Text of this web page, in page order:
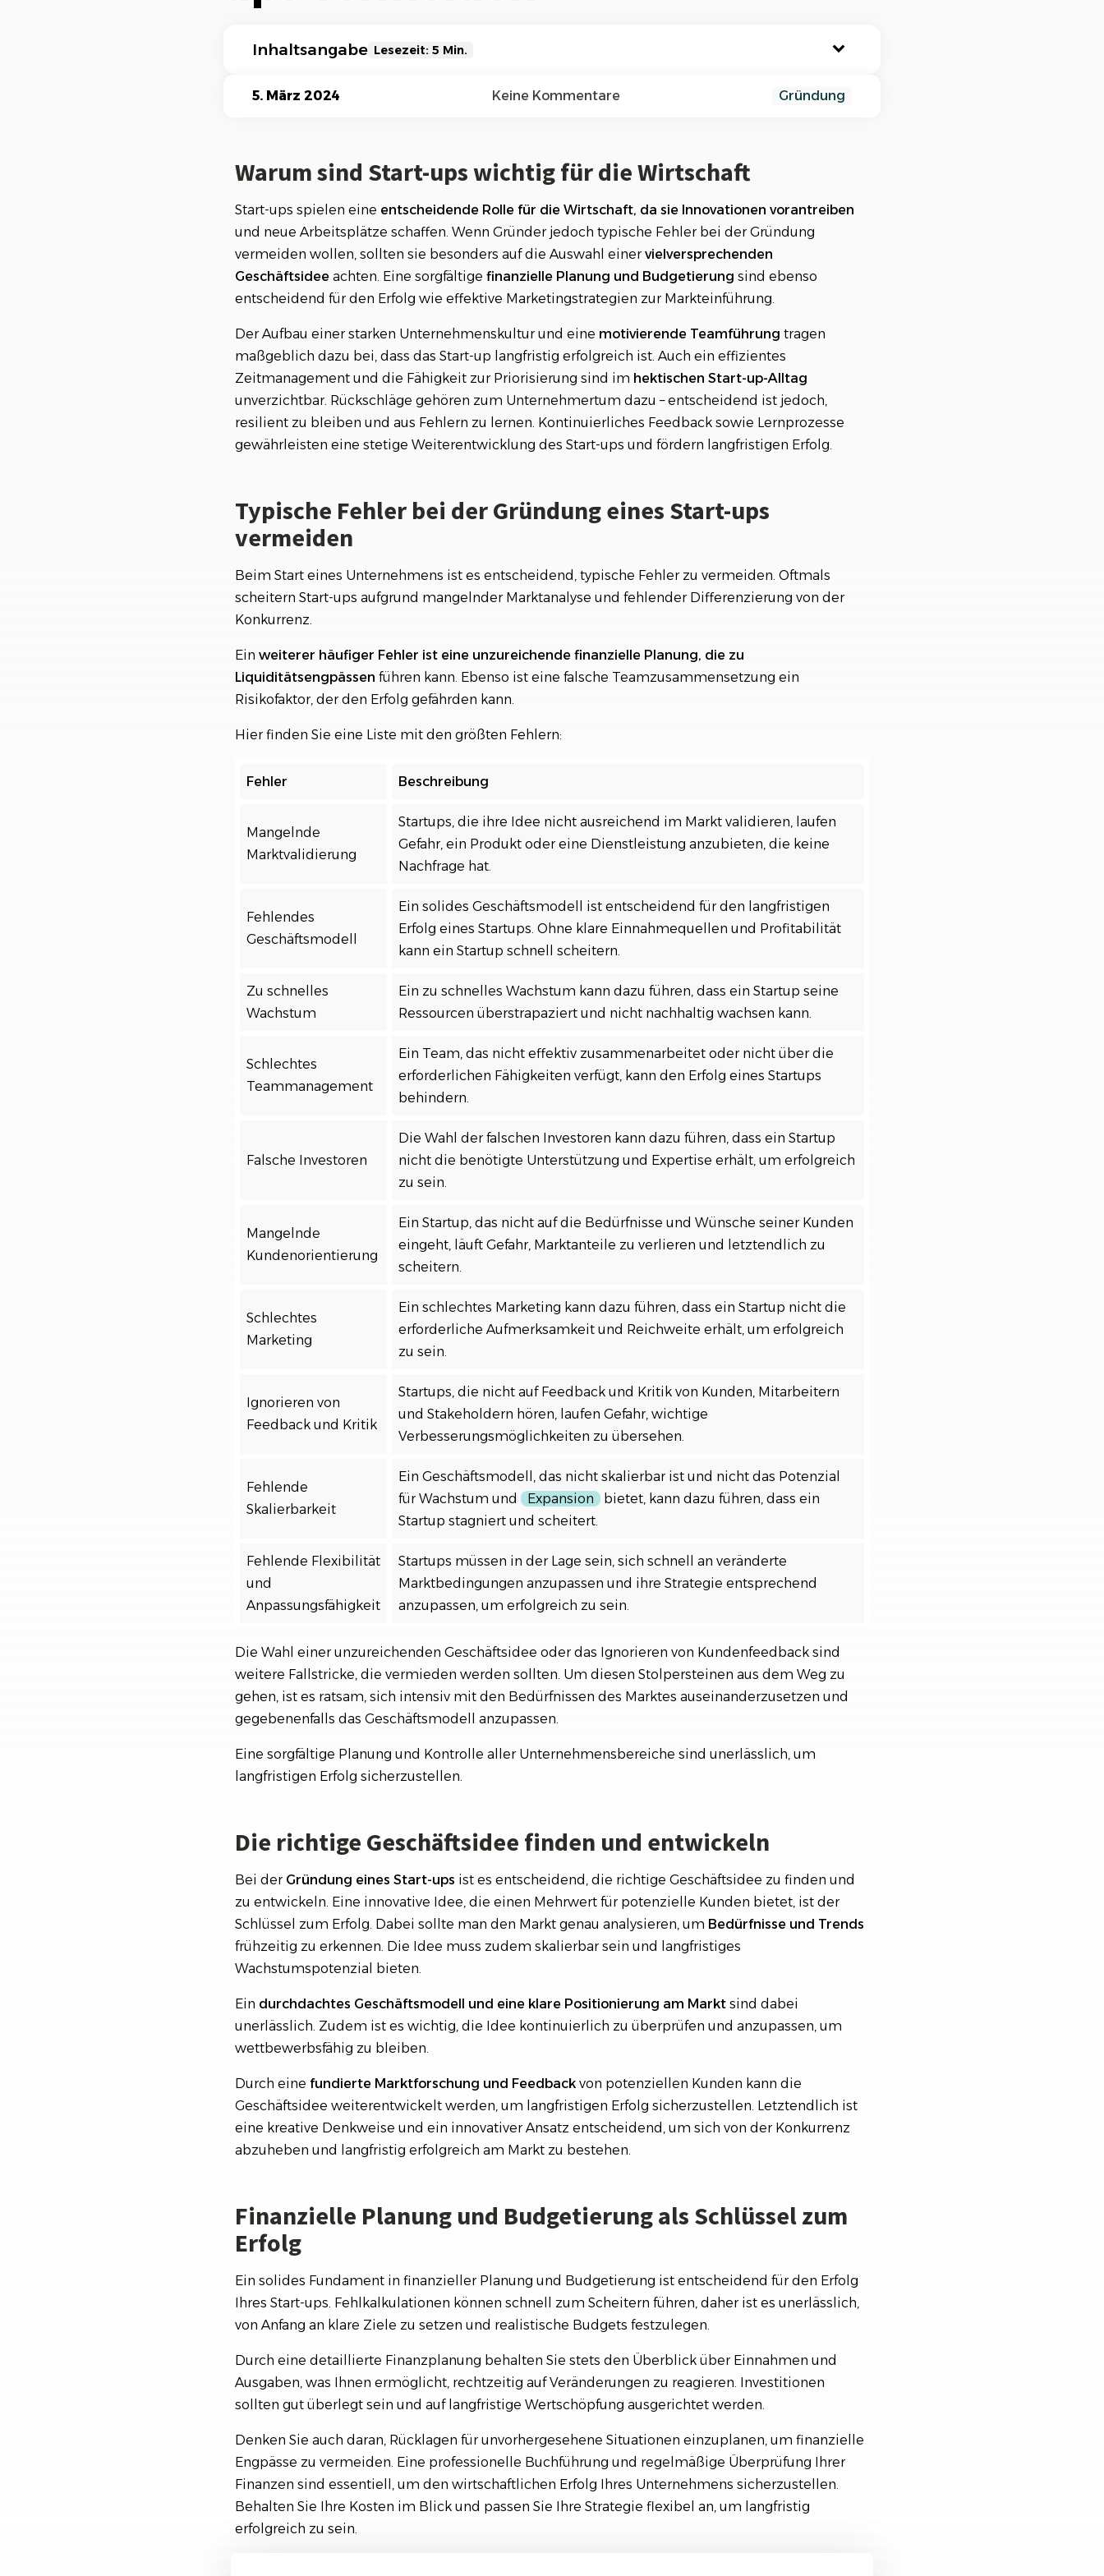
unserer Referenzen an...
Inhaltsangabe Lesezeit: 5 Min.
Warum sind Start-ups wichtig für die Wirtschaft
Die richtige Geschäftsidee finden und entwickeln
Finanzielle Planung und Budgetierung als Schlüssel zum Erfolg
5. März 2024 Keine Kommentare Gründung
Warum sind Start-ups wichtig für die Wirtschaft
Start-ups spielen eine entscheidende Rolle für die Wirtschaft, da sie Innovationen vorantreiben
und neue Arbeitsplätze schaffen. Wenn Gründer jedoch typische Fehler bei der Gründung
vermeiden wollen, sollten sie besonders auf die Auswahl einer vielversprechenden
Geschäftsideeachten. Eine sorgfältige finanzielle Planung und Budgetierung sind ebenso
entscheidend für den Erfolg wie effektive Marketingstrategien zur Markteinführung.
Der Aufbau einer starken Unternehmenskultur und eine motivierende Teamführung tragen
maßgeblich dazu bei, dass das Start-up langfristig erfolgreich ist. Auch ein effizientes
Zeitmanagement und die Fähigkeit zur Priorisierung sind im hektischen Start-up-Alltag
unverzichtbar. Rückschläge gehören zum Unternehmertum dazu – entscheidend ist jedoch,
resilient zu bleiben und aus Fehlern zu lernen. Kontinuierliches Feedback sowie Lernprozesse
gewährleisten eine stetige Weiterentwicklung des Start-ups und fördern langfristigen Erfolg.
Typische Fehler bei der Gründung eines Start-ups
vermeiden
Beim Start eines Unternehmens ist es entscheidend, typische Fehler zu vermeiden. Oftmals
scheitern Start-ups aufgrund mangelnder Marktanalyse und fehlender Differenzierung von der
Konkurrenz.
Ein weiterer häufiger Fehler ist eine unzureichende finanzielle Planung, die zu
Liquiditätsengpässen führen kann. Ebenso ist eine falsche Teamzusammensetzung ein
Risikofaktor, der den Erfolg gefährden kann.
Hier finden Sie eine Liste mit den größten Fehlern:
Fehler Beschreibung
Mangelnde
Marktvalidierung
Startups, die ihre Idee nicht ausreichend im Markt validieren, laufen
Gefahr, ein Produkt oder eine Dienstleistung anzubieten, die keine
Nachfrage hat.
Fehlendes
Geschäftsmodell
Ein solides Geschäftsmodell ist entscheidend für den langfristigen
Erfolg eines Startups. Ohne klare Einnahmequellen und Profitabilität
kann ein Startup schnell scheitern.
Zu schnelles
Wachstum
Ein zu schnelles Wachstum kann dazu führen, dass ein Startup seine
Ressourcen überstrapaziert und nicht nachhaltig wachsen kann.
Schlechtes
Teammanagement
Ein Team, das nicht effektiv zusammenarbeitet oder nicht über die
erforderlichen Fähigkeiten verfügt, kann den Erfolg eines Startups
behindern.
Falsche Investoren
Die Wahl der falschen Investoren kann dazu führen, dass ein Startup
nicht die benötigte Unterstützung und Expertise erhält, um erfolgreich
zu sein.
Mangelnde
Kundenorientierung
Ein Startup, das nicht auf die Bedürfnisse und Wünsche seiner Kunden
eingeht, läuft Gefahr, Marktanteile zu verlieren und letztendlich zu
scheitern.
Schlechtes
Marketing
Ein schlechtes Marketing kann dazu führen, dass ein Startup nicht die
erforderliche Aufmerksamkeit und Reichweite erhält, um erfolgreich
zu sein.
Ignorieren von
Feedback und Kritik
Startups, die nicht auf Feedback und Kritik von Kunden, Mitarbeitern
und Stakeholdern hören, laufen Gefahr, wichtige
Verbesserungsmöglichkeiten zu übersehen.
Fehlende
Skalierbarkeit
Ein Geschäftsmodell, das nicht skalierbar ist und nicht das Potenzial
für Wachstum und
Expansion bietet, kann dazu führen, dass ein
Startup stagniert und scheitert.
Fehlende Flexibilität
und
Anpassungsfähigkeit
Startups müssen in der Lage sein, sich schnell an veränderte
Marktbedingungen anzupassen und ihre Strategie entsprechend
anzupassen, um erfolgreich zu sein.
Die Wahl einer unzureichenden Geschäftsidee oder das Ignorieren von Kundenfeedback sind
weitere Fallstricke, die vermieden werden sollten. Um diesen Stolpersteinen aus dem Weg zu
gehen, ist es ratsam, sich intensiv mit den Bedürfnissen des Marktes auseinanderzusetzen und
gegebenenfalls das Geschäftsmodell anzupassen.
Eine sorgfältige Planung und Kontrolle aller Unternehmensbereiche sind unerlässlich, um
langfristigen Erfolg sicherzustellen.
Die richtige Geschäftsidee finden und entwickeln
Bei der Gründung eines Start-ups ist es entscheidend, die richtige Geschäftsidee zu finden und
zu entwickeln. Eine innovative Idee, die einen Mehrwert für potenzielle Kunden bietet, ist der
Schlüssel zum Erfolg. Dabei sollte man den Markt genau analysieren, um Bedürfnisse und Trends
frühzeitig zu erkennen. Die Idee muss zudem skalierbar sein und langfristiges
Wachstumspotenzial bieten.
Ein durchdachtes Geschäftsmodell und eine klare Positionierung am Markt sind dabei
unerlässlich. Zudem ist es wichtig, die Idee kontinuierlich zu überprüfen und anzupassen, um
wettbewerbsfähig zu bleiben.
Durch eine fundierte Marktforschung und Feedbackvon potenziellen Kunden kann die
Geschäftsidee weiterentwickelt werden, um langfristigen Erfolg sicherzustellen. Letztendlich ist
eine kreative Denkweise und ein innovativer Ansatz entscheidend, um sich von der Konkurrenz
abzuheben und langfristig erfolgreich am Markt zu bestehen.
Finanzielle Planung und Budgetierung als Schlüssel zum
Erfolg
Ein solides Fundament in finanzieller Planung und Budgetierung ist entscheidend für den Erfolg
Ihres Start-ups. Fehlkalkulationen können schnell zum Scheitern führen, daher ist es unerlässlich,
von Anfang an klare Ziele zu setzen und realistische Budgets festzulegen.
Durch eine detaillierte Finanzplanung behalten Sie stets den Überblick über Einnahmen und
Ausgaben, was Ihnen ermöglicht, rechtzeitig auf Veränderungen zu reagieren. Investitionen
sollten gut überlegt sein und auf langfristige Wertschöpfung ausgerichtet werden.
Denken Sie auch daran, Rücklagen für unvorhergesehene Situationen einzuplanen, um finanzielle
Engpässe zu vermeiden. Eine professionelle Buchführung und regelmäßige Überprüfung Ihrer
Finanzen sind essentiell, um den wirtschaftlichen Erfolg Ihres Unternehmens sicherzustellen.
Behalten Sie Ihre Kosten im Blick und passen Sie Ihre Strategie flexibel an, um langfristig
erfolgreich zu sein.